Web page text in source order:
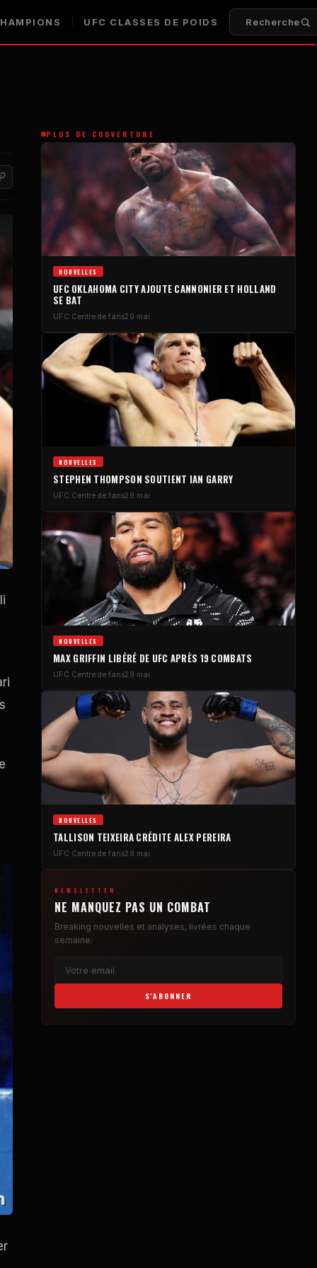
UFC CLASSES DE POIDS Recherche
PLUS DE COUVERTURE
NOUVELLES
UFC OKLAHOMA CITY AJOUTE CANNONIER ET HOLLAND
SE BAT
UFC Centre de fans29 mai
NOUVELLES
STEPHEN THOMPSON SOUTIENT IAN GARRY
UFC Centre de fans29 mai
NOUVELLES
MAX GRIFFIN LIBÉRÉ DE UFC APRÈS 19 COMBATS
UFC Centre de fans29 mai
NOUVELLES
TALLISON TEIXEIRA CRÉDITE ALEX PEREIRA
UFC Centre de fans29 mai
NEWSLETTER
NE MANQUEZ PAS UN COMBAT
Breaking nouvelles et analyses, livrées chaque
semaine.
S'ABONNER